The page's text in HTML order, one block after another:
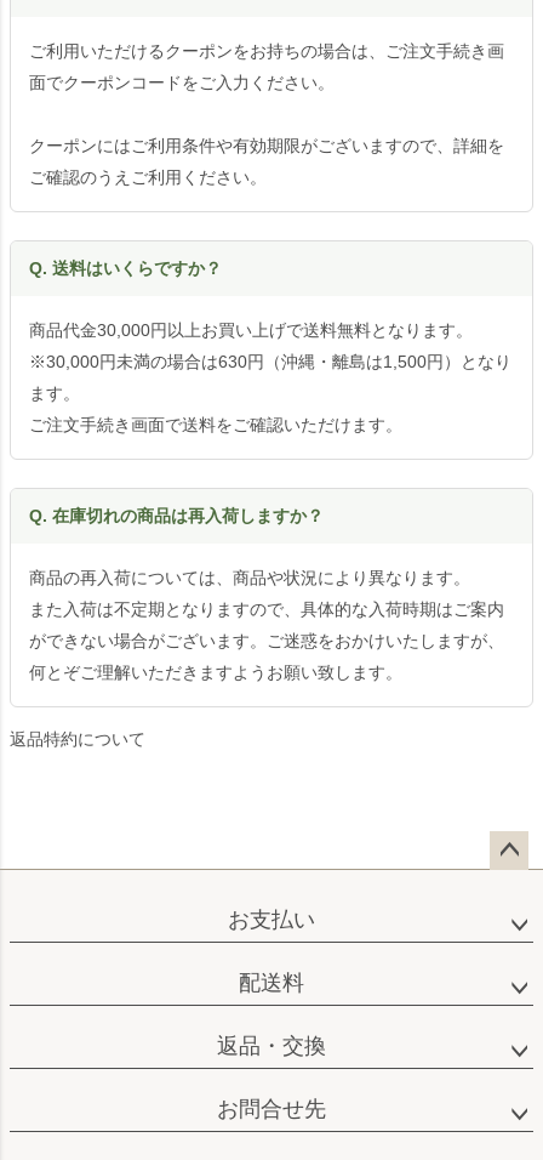
ご利用いただけるクーポンをお持ちの場合は、ご注文手続き画
面でクーポンコードをご入力ください。
クーポンにはご利用条件や有効期限がございますので、詳細を
ご確認のうえご利用ください。
Q. 送料はいくらですか？
商品代金30,000円以上お買い上げで送料無料となります。
※30,000円未満の場合は630円（沖縄・離島は1,500円）となり
ます。
ご注文手続き画面で送料をご確認いただけます。
Q. 在庫切れの商品は再入荷しますか？
商品の再入荷については、商品や状況により異なります。
また入荷は不定期となりますので、具体的な入荷時期はご案内
ができない場合がございます。ご迷惑をおかけいたしますが、
何とぞご理解いただきますようお願い致します。
返品特約について
ップ
お支払い
配送料
返品・交換
お問合せ先